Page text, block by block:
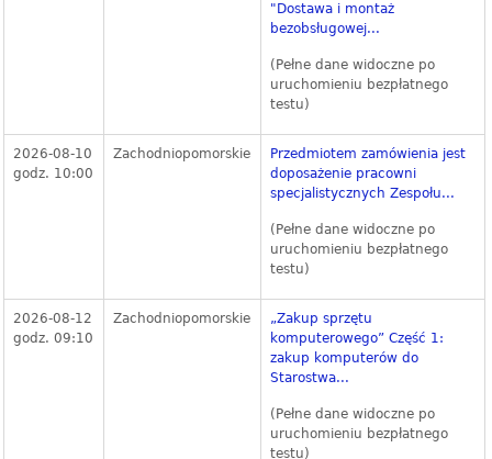
"Dostawa i montaż
bezobsługowej...
(Pełne dane widoczne po
uruchomieniu bezpłatnego
testu)
2026-08-10
godz. 10:00
Zachodniopomorskie
Przedmiotem zamówienia jest
doposażenie pracowni
specjalistycznych Zespołu...
(Pełne dane widoczne po
uruchomieniu bezpłatnego
testu)
2026-08-12
godz. 09:10
Zachodniopomorskie
„Zakup sprzętu
komputerowego” Część 1:
zakup komputerów do
Starostwa...
(Pełne dane widoczne po
uruchomieniu bezpłatnego
testu)